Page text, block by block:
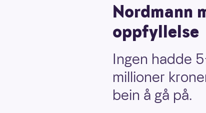
Nordmann
oppfyllelse
Ingen hadde
millioner
bein å gå på.